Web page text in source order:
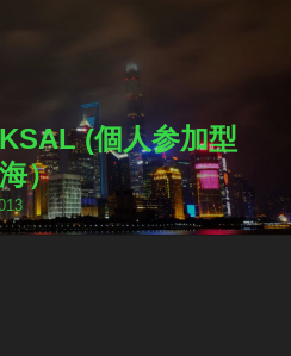
(個人参加型
）